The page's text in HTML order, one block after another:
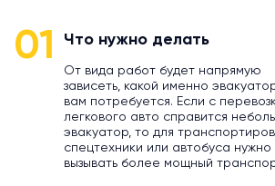
01 Что нужно делать
От вида работ будет напрямую
зависеть, какой именно
вам потребуется. Если с
легкового авто справится
эвакуатор, то для
спецтехники или автобуса нужно
вызывать более мощный